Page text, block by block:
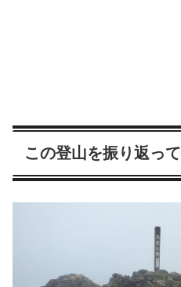
この登山を振り返って